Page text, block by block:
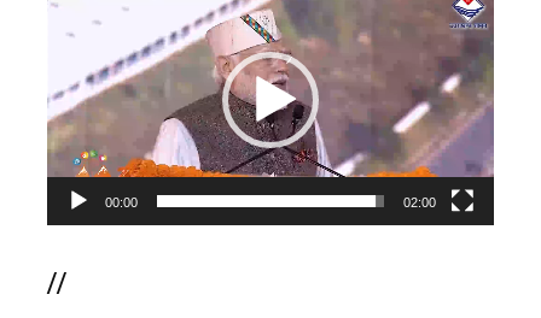
00:00 02:00
//